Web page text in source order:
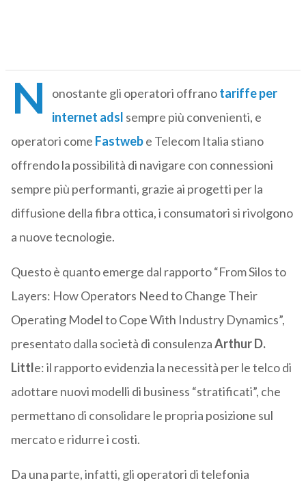
N onostante gli operatori offranotariffe per
internet adsl sempre più convenienti, e
operatori come Fastwebe Telecom Italia stiano
offrendo la possibilità di navigare con connessioni
sempre più performanti, grazie ai progetti per la
diffusione della fibra ottica, i consumatori si rivolgono
a nuove tecnologie.
Questo è quanto emerge dal rapporto “From Silos to
Layers: How Operators Need to Change Their
Operating Model to Cope With Industry Dynamics”,
presentato dalla società di consulenzaArthur D.
Little: il rapporto evidenzia la necessità per le telco di
adottare nuovi modelli di business “stratificati”, che
permettano di consolidare le propria posizione sul
mercato e ridurre i costi.
Da una parte, infatti, gli operatori di telefonia